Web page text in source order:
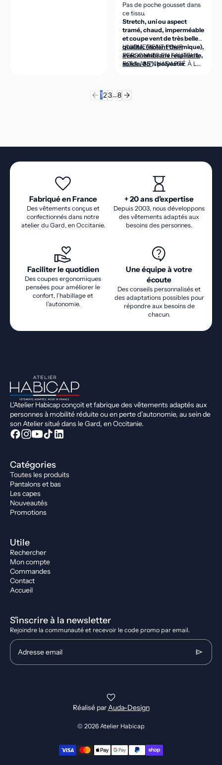
Pas de poche gousset dans
ce tissu.
Stretch, uni ou aspect
tramé, chaud, imperméable
et coupe vent de très belle
qualité, (isolant thermique),
avec membrane respirante,
solide, 85 % polyester
polyester micro, 320g/m2.
UNIQUEMENT POUR
PERSONNES EN FAUTEUIL
ROULANT, INADAPTÉ À LA
ASSEZ HAUTE POUR VENIR
COUVRIR LES REINS EN
123…8
Fabriqué en France
Des vêtements conçus et
confectionnés dans notre
atelier du Gard, en Occitanie.
+ 20 ans d’expertise
Depuis 2003, nous développons
des vêtements adaptés aux
besoins des personnes.
Faciliter le quotidien
Des coupes ergonomiques
pensées pour améliorer le
confort, l’habillage et
l’autonomie.
Une équipe à votre
écoute
Des conseils personnalisés et
des adaptations possibles pour
répondre aux besoins de
chacun.
L'Atelier Habicap conçoit et fabrique des vêtements adaptés aux
personnes à mobilité réduite ou en perte d’autonomie, au sein de
son Atelier situé dans le Gard, en Occitanie.
Catégories
Toutes les produits
Pantalons et bas
Les capes
Nouveautés
Promotions
Utile
Rechercher
Mon compte
Commandes
Contact
Accueil
S'inscrire à la newsletter
Rejoindre la communauté et recevoir le code promo par email.
Adresse email
Réalisé parAuda-Design
© 2026 Atelier Habicap